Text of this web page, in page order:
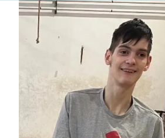
Veličina teksta
Visoki kontrast
Istakni poveznice